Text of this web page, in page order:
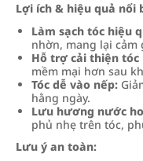
Lợi ích & hiệu quả nổi
Làm sạch tóc hiệu
nhờn, mang lại cảm
Hỗ trợ cải thiện
mềm mại hơn sau
Tóc dễ vào nếp:
hằng ngày.
Lưu hương nước
phủ nhẹ trên tóc,
Lưu ý an toàn: